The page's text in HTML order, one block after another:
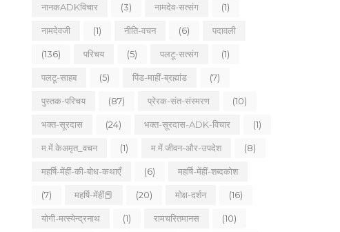
नानकADKविचार (3) नामदेव-सत्संग (1)
नामदेवजी (1) नीति-वचन (6) पदावली
(136) परिचय (5) पलटू-सत्संग (1)
पलटू-साहब (5) पिंड-माहीं-ब्रह्मांड (7)
पुस्तक-परिचय (87) प्रेरक-संत-संस्मरण (10)
भक्त-सूरदास (24) भक्त-सूरदास-ADK-विचार (1)
म.में.केअमृत_वचन (1) म.में.जीवन-और-उपदेश (8)
महर्षि-मेंहीं-की-बोध-कथाएँ (6) महर्षि-मेंहीं-शब्दकोश
(7) महर्षि-मेंहीं📕 (20) मोक्ष-दर्शन (16)
योगी-मत्स्येन्द्रनाथ (1) रामचरितमानस (10)